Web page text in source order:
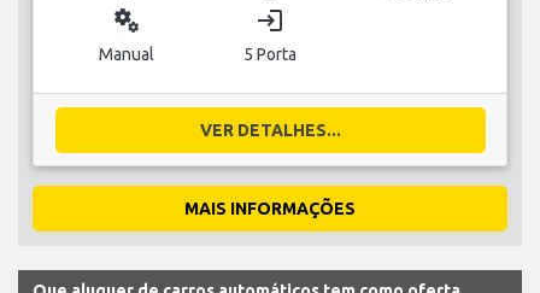
miscellaneous_services
Manual
login
5 Porta
VER DETALHES...
MAIS INFORMAÇÕES